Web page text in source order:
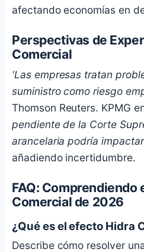
afectando economías en
Perspectivas de
Comercial
'Las empresas tratan
suministro como riesgo
Thomson Reuters. KPMG
pendiente de la Corte
arancelaria podría
añadiendo incertidumbre.
FAQ: Comprendiendo
Comercial de 2026
¿Qué es el efecto Hidra
Describe cómo resolver